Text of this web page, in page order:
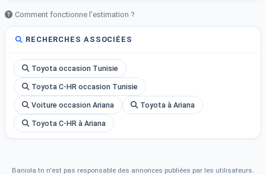
Comment fonctionne l'estimation ?
RECHERCHES ASSOCIÉES
Toyota occasion Tunisie
Toyota C-HR occasion Tunisie
Voiture occasion Ariana Toyota à Ariana
Toyota C-HR à Ariana
Baniola.tn n'est pas responsable des annonces publiées par les utilisateurs.